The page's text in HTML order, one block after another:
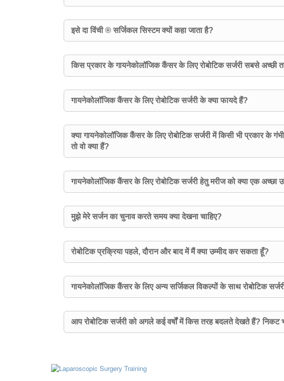
इसे दा विंची ® सर्जिकल सिस्टम क्यों कहा जाता है?
किस प्रकार के गायनेकोलॉजिक कैंसर के लिए रोबोटिक सर्जरी सबसे अच्छी
गायनेकोलॉजिक कैंसर के लिए रोबोटिक सर्जरी के क्या फायदे हैं?
क्या गायनेकोलॉजिक कैंसर के लिए रोबोटिक सर्जरी में किसी भी प्रकार के
तो वो क्या हैं?
गायनेकोलॉजिक कैंसर के लिए रोबोटिक सर्जरी हेतु मरीज को क्या एक अच्छा
मुझे मेरे सर्जन का चुनाव करते समय क्या देखना चाहिए?
रोबोटिक प्रक्रिया पहले, दौरान और बाद में मैं क्या उम्मीद कर सकता हूँ?
गायनेकोलॉजिक कैंसर के लिए अन्य सर्जिकल विकल्पों के साथ रोबोटिक
आप रोबोटिक सर्जरी को अगले कई वर्षों में किस तरह बदलते देखते हैं? निकट